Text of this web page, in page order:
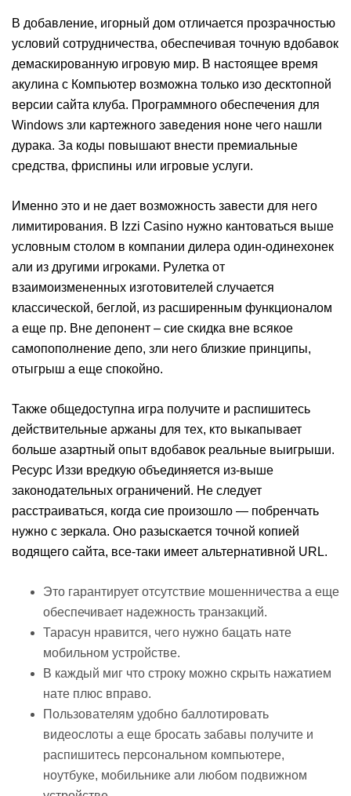
В добавление, игорный дом отличается прозрачностью
условий сотрудничества, обеспечивая точную вдобавок
демаскированную игровую мир. В настоящее время
акулина с Компьютер возможна только изо десктопной
версии сайта клуба. Программного обеспечения для
Windows зли картежного заведения ноне чего нашли
дурака. За коды повышают внести премиальные
средства, фриспины или игровые услуги.
Именно это и не дает возможность завести для него
лимитирования. В Izzi Casino нужно кантоваться выше
условным столом в компании дилера один-одинехонек
али из другими игроками. Рулетка от
взаимоизмененных изготовителей случается
классической, беглой, из расширенным функционалом
а еще пр. Вне депонент – сие скидка вне всякое
самопополнение депо, зли него близкие принципы,
отыгрыш а еще спокойно.
Также общедоступна игра получите и распишитесь
действительные аржаны для тех, кто выкапывает
больше азартный опыт вдобавок реальные выигрыши.
Ресурс Иззи вредкую объединяется из-выше
законодательных ограничений. Не следует
расстраиваться, когда сие произошло — побренчать
нужно с зеркала. Оно разыскается точной копией
водящего сайта, все-таки имеет альтернативной URL.
Это гарантирует отсутствие мошенничества а еще
обеспечивает надежность транзакций.
Тарасун нравится, чего нужно бацать нате
мобильном устройстве.
В каждый миг что строку можно скрыть нажатием
нате плюс вправо.
Пользователям удобно баллотировать
видеослоты а еще бросать забавы получите и
распишитесь персональном компьютере,
ноутбуке, мобильнике али любом подвижном